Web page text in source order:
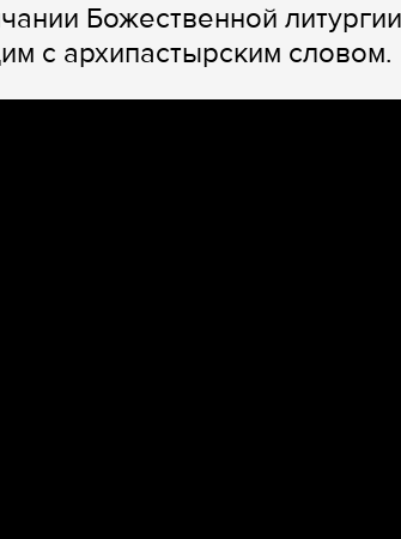
Божественной
с архипастырским словом.